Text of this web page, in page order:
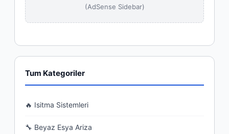
(AdSense Sidebar)
Tum Kategoriler
🔥 Isitma Sistemleri
🔧 Beyaz Esya Ariza